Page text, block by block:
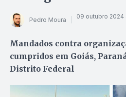
Pedro Moura 09 outubro 2024
Mandados contra
cumpridos em Goiás,
Distrito Federal